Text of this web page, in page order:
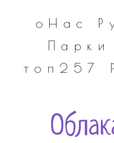
оНас
Парки
топ257